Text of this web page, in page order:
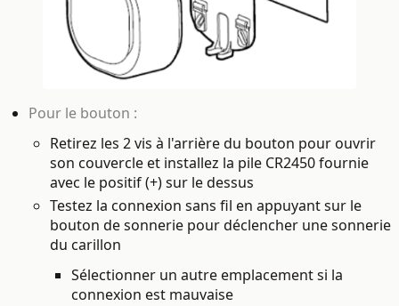
Pour le bouton :
Retirez les 2 vis à l'arrière du bouton pour ouvrir
son couvercle et installez la pile CR2450 fournie
avec le positif (+) sur le dessus
Testez la connexion sans fil en appuyant sur le
bouton de sonnerie pour déclencher une sonnerie
du carillon
Sélectionner un autre emplacement si la
connexion est mauvaise